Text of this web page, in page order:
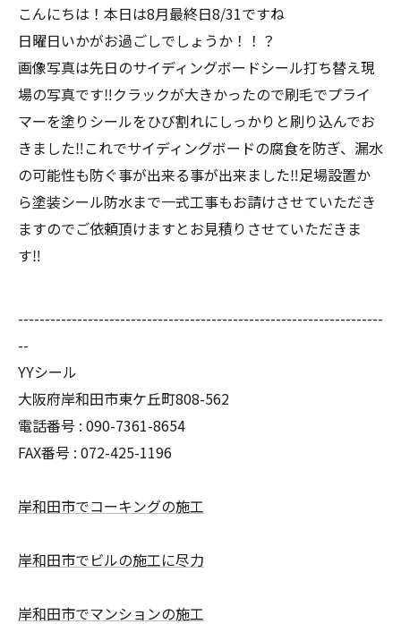
こんにちは！本日は8月最終日8/31ですね
日曜日いかがお過ごしでしょうか！！？
画像写真は先日のサイディングボードシール打ち替え現
場の写真です‼︎クラックが大きかったので刷毛でプライ
マーを塗りシールをひび割れにしっかりと刷り込んでお
きました‼︎これでサイディングボードの腐食を防ぎ、漏水
の可能性も防ぐ事が出来る事が出来ました‼︎足場設置か
ら塗装シール防水まで一式工事もお請けさせていただき
ますのでご依頼頂けますとお見積りさせていただきま
す‼︎
--------------------------------------------------------------------
--
YYシール
大阪府岸和田市東ケ丘町808-562
電話番号 : 090-7361-8654
FAX番号 : 072-425-1196
岸和田市でコーキングの施工
岸和田市でビルの施工に尽力
岸和田市でマンションの施工